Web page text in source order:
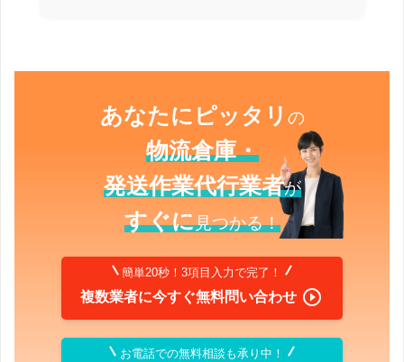
あなたにピッタリ の
物流倉庫・
発送作業代行業者が
すぐに見つかる！
簡単20秒！3項目入力で完了！
複数業者に今すぐ無料問い合わせ 
お電話での無料相談も承り中！